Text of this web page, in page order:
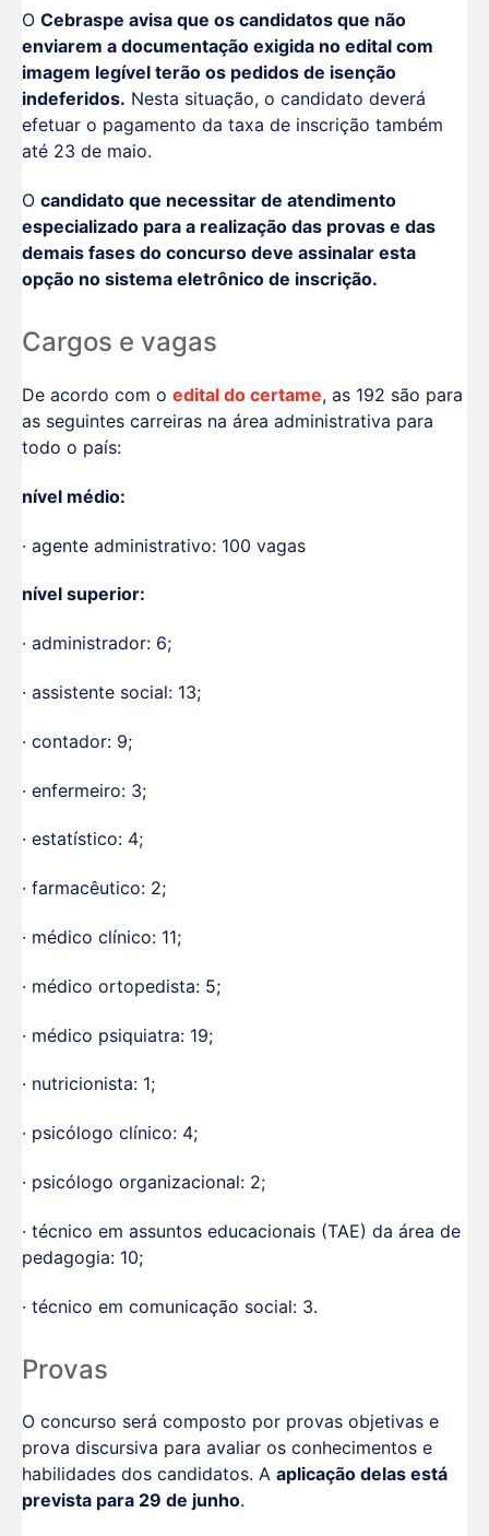
O Cebraspe avisa que os candidatos que não
enviarem a documentação exigida no edital com
imagem legível terão os pedidos de isenção
indeferidos. Nesta situação, o candidato deverá
efetuar o pagamento da taxa de inscrição também
até 23 de maio.
O candidato que necessitar de atendimento
especializado para a realização das provas e das
demais fases do concurso deve assinalar esta
opção no sistema eletrônico de inscrição.
Cargos e vagas
De acordo com o edital do certame, as 192 são para
as seguintes carreiras na área administrativa para
todo o país:
nível médio:
· agente administrativo: 100 vagas
nível superior:
· administrador: 6;
· assistente social: 13;
· contador: 9;
· enfermeiro: 3;
· estatístico: 4;
· farmacêutico: 2;
· médico clínico: 11;
· médico ortopedista: 5;
· médico psiquiatra: 19;
· nutricionista: 1;
· psicólogo clínico: 4;
· psicólogo organizacional: 2;
· técnico em assuntos educacionais (TAE) da área de
pedagogia: 10;
· técnico em comunicação social: 3.
Provas
O concurso será composto por provas objetivas e
prova discursiva para avaliar os conhecimentos e
habilidades dos candidatos. A aplicação delas está
prevista para 29 de junho.